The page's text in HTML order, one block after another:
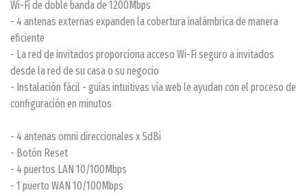
Wi-Fi de doble banda de 1200Mbps
- 4 antenas externas expanden la cobertura inalámbrica de manera
eficiente
- La red de invitados proporciona acceso Wi-Fi seguro a invitados
desde la red de su casa o su negocio
- Instalación fácil - guías intuitivas vía web le ayudan con el proceso de
configuración en minutos
- 4 antenas omni direccionales x 5dBi
- Botón Reset
- 4 puertos LAN 10/100Mbps
- 1 puerto WAN 10/100Mbps